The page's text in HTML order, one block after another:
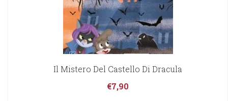
Il Mistero Del Castello Di Dracula
€7,90